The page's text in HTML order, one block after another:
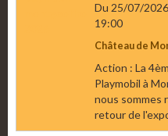
Du 25/07/2026
19:00
Château de
Action : La
Playmobil à
nous sommes
retour de